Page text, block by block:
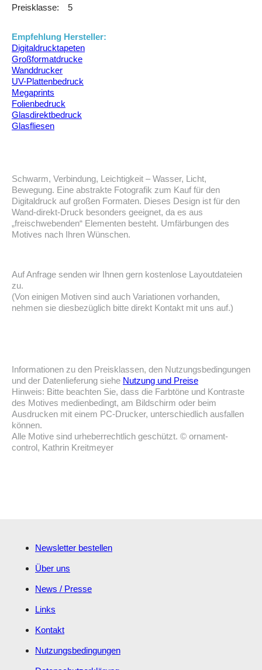
Preisklasse: 5
Empfehlung Hersteller:
Digitaldrucktapeten
Großformatdrucke
Wanddrucker
UV-Plattenbedruck
Megaprints
Folienbedruck
Glasdirektbedruck
Glasfliesen
Schwarm, Verbindung, Leichtigkeit – Wasser, Licht,
Bewegung. Eine abstrakte Fotografik zum Kauf für den
Digitaldruck auf großen Formaten. Dieses Design ist für den
Wand-direkt-Druck besonders geeignet, da es aus
„freischwebenden“ Elementen besteht. Umfärbungen des
Motives nach Ihren Wünschen.
Auf Anfrage senden wir Ihnen gern kostenlose Layoutdateien
zu.
(Von einigen Motiven sind auch Variationen vorhanden,
nehmen sie diesbezüglich bitte direkt Kontakt mit uns auf.)
Informationen zu den Preisklassen, den Nutzungsbedingungen
und der Datenlieferung siehe Nutzung und Preise
Hinweis: Bitte beachten Sie, dass die Farbtöne und Kontraste
des Motives medienbedingt, am Bildschirm oder beim
Ausdrucken mit einem PC-Drucker, unterschiedlich ausfallen
können.
Alle Motive sind urheberrechtlich geschützt. © ornament-
control, Kathrin Kreitmeyer
Newsletter bestellen
Über uns
News / Presse
Links
Kontakt
Nutzungsbedingungen